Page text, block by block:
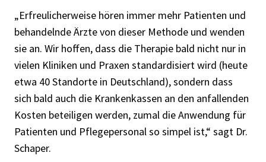
„Erfreulicherweise hören immer mehr Patienten und
behandelnde Ärzte von dieser Methode und wenden
sie an. Wir hoffen, dass die Therapie bald nicht nur in
vielen Kliniken und Praxen standardisiert wird (heute
etwa 40 Standorte in Deutschland), sondern dass
sich bald auch die Krankenkassen an den anfallenden
Kosten beteiligen werden, zumal die Anwendung für
Patienten und Pflegepersonal so simpel ist,“ sagt Dr.
Schaper.